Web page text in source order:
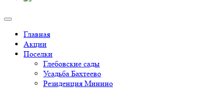
Главная
Акции
Поселки
Глебовские сады
Усадьба Бахтеево
Резиденция Минино